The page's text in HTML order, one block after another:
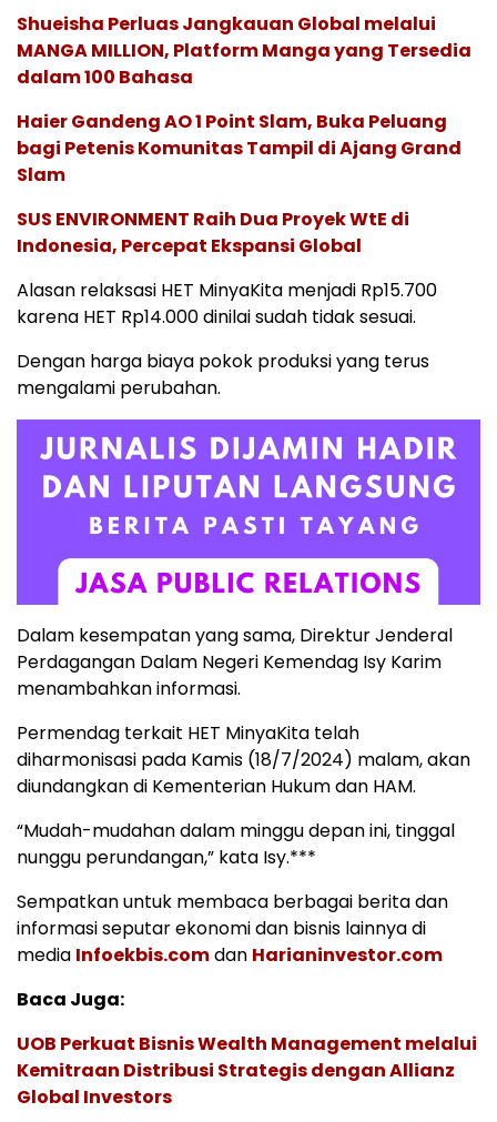
Shueisha Perluas Jangkauan Global melalui
MANGA MILLION, Platform Manga yang Tersedia
dalam 100 Bahasa
Haier Gandeng AO 1 Point Slam, Buka Peluang
bagi Petenis Komunitas Tampil di Ajang Grand
Slam
SUS ENVIRONMENT Raih Dua Proyek WtE di
Indonesia, Percepat Ekspansi Global
Alasan relaksasi HET MinyaKita menjadi Rp15.700
karena HET Rp14.000 dinilai sudah tidak sesuai.
Dengan harga biaya pokok produksi yang terus
mengalami perubahan.
Dalam kesempatan yang sama, Direktur Jenderal
Perdagangan Dalam Negeri Kemendag Isy Karim
menambahkan informasi.
Permendag terkait HET MinyaKita telah
diharmonisasi pada Kamis (18/7/2024) malam, akan
diundangkan di Kementerian Hukum dan HAM.
“Mudah-mudahan dalam minggu depan ini, tinggal
nunggu perundangan,” kata Isy.***
Sempatkan untuk membaca berbagai berita dan
informasi seputar ekonomi dan bisnis lainnya di
media Infoekbis.comdan Harianinvestor.com
Baca Juga:
UOB Perkuat Bisnis Wealth Management melalui
Kemitraan Distribusi Strategis dengan Allianz
Global Investors